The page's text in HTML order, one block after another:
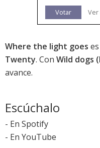
Votar
Where the light goes
Twenty. Con Wild dogs
avance.
Escúchalo
- En Spotify
- En YouTube